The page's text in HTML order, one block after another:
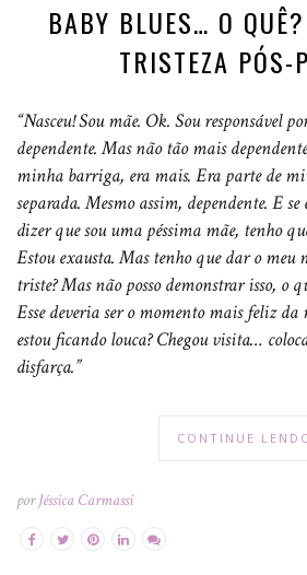
BABY BLUES… O
TRISTEZA PÓS-
“Nasceu! Sou mãe. Ok. Sou responsável
dependente. Mas não tão mais
minha barriga, era mais. Era parte de
separada. Mesmo assim, dependente. E
dizer que sou uma péssima mãe, tenho
Estou exausta. Mas tenho que dar o meu
triste? Mas não posso demonstrar isso, o
Esse deveria ser o momento mais feliz
estou ficando louca? Chegou visita…
disfarça.”
CONTINUE
porJéssica Carmassi